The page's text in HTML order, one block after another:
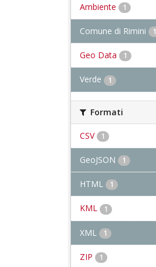
Ambiente 1
Comune di Rimini 1
Geo Data 1
Verde 1
Formati
CSV 1
GeoJSON 1
HTML 1
KML 1
XML 1
ZIP 1